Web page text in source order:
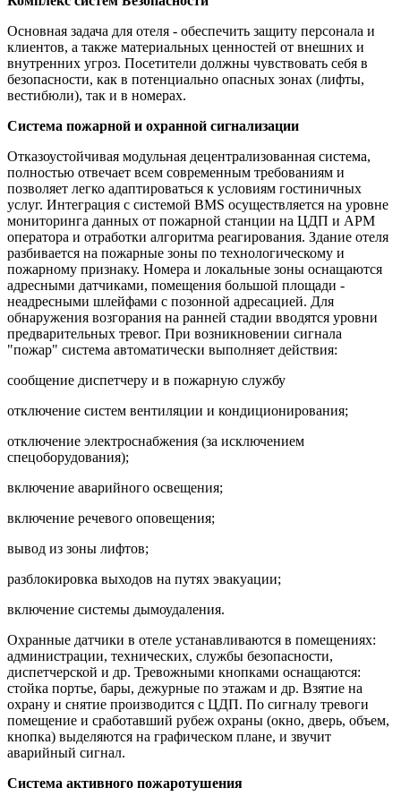
Основная задача для отеля - обеспечить защиту персонала и
клиентов, а также материальных ценностей от внешних и
внутренних угроз. Посетители должны чувствовать себя в
безопасности, как в потенциально опасных зонах (лифты,
вестибюли), так и в номерах.
Система пожарной и охранной сигнализации
Отказоустойчивая модульная децентрализованная система,
полностью отвечает всем современным требованиям и
позволяет легко адаптироваться к условиям гостиничных
услуг. Интеграция с системой BMS осуществляется на уровне
мониторинга данных от пожарной станции на ЦДП и АРМ
оператора и отработки алгоритма реагирования. Здание отеля
разбивается на пожарные зоны по технологическому и
пожарному признаку. Номера и локальные зоны оснащаются
адресными датчиками, помещения большой площади -
неадресными шлейфами с позонной адресацией. Для
обнаружения возгорания на ранней стадии вводятся уровни
предварительных тревог. При возникновении сигнала
"пожар" система автоматически выполняет действия:
сообщение диспетчеру и в пожарную службу
отключение систем вентиляции и кондиционирования;
отключение электроснабжения (за исключением
спецоборудования);
включение аварийного освещения;
включение речевого оповещения;
вывод из зоны лифтов;
разблокировка выходов на путях эвакуации;
включение системы дымоудаления.
Охранные датчики в отеле устанавливаются в помещениях:
администрации, технических, службы безопасности,
диспетчерской и др. Тревожными кнопками оснащаются:
стойка портье, бары, дежурные по этажам и др. Взятие на
охрану и снятие производится с ЦДП. По сигналу тревоги
помещение и сработавший рубеж охраны (окно, дверь, объем,
кнопка) выделяются на графическом плане, и звучит
аварийный сигнал.
Система активного пожаротушения